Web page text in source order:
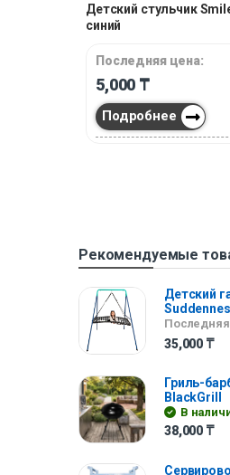
Детский стульчик
синий
Последняя цена:
5,000 ₸
Подробнее
Рекомендуемые
Детский
35,000 ₸
Гриль-
BlackGrill
В
38,000 ₸